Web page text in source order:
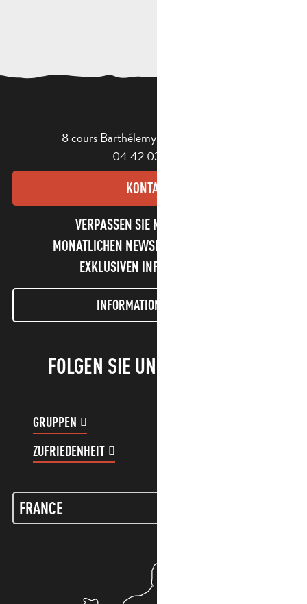
8 cours Barthélemy - 13400 Aubagne
04 42 03 49 98
KONTAKT
VERPASSEN SIE NICHT UNSEREN
MONATLICHEN NEWSLETTER UND UNSERE
EXKLUSIVEN INFORMATIONEN!
INFORMATIONEN LETTER
FOLGEN SIE UNS!
GRUPPEN
ZUFRIEDENHEIT